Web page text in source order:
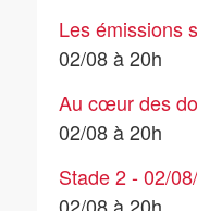
Les émissions
spéciale - Aude
02/08 à 20h
Au cœur des
Episode 1
02/08 à 20h
Stade 2 - 02/